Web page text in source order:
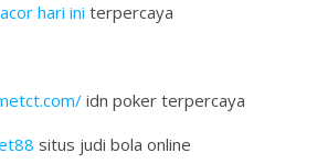
hari ini terpercaya
idn poker terpercaya
situs judi bola online